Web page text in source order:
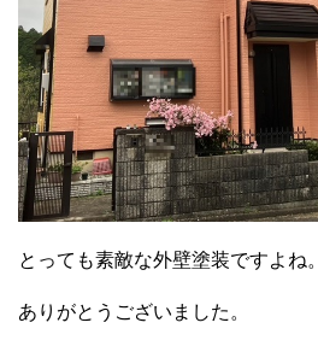
とっても素敵な外壁塗装ですよね。
ありがとうございました。